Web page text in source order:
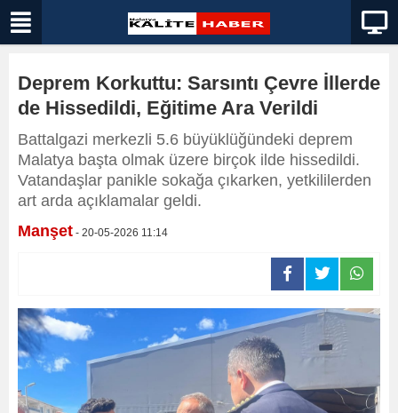
Deprem Korkuttu: Sarsıntı Çevre İllerde
de Hissedildi, Eğitime Ara Verildi
Battalgazi merkezli 5.6 büyüklüğündeki deprem
Malatya başta olmak üzere birçok ilde hissedildi.
Vatandaşlar panikle sokağa çıkarken, yetkililerden
art arda açıklamalar geldi.
Manşet - 20-05-2026 11:14